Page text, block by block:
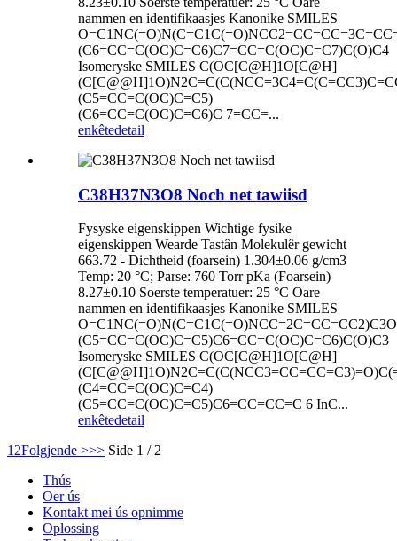
nammen en identifikaasjes Kanonike SMILES
(C6=CC=C(OC)C=C6)C7=CC=C(OC)C=C7)C(O)C4
Isomeryske SMILES C(OC[C@H]1O[C@H]
(C5=CC=C(OC)C=C5)
(C6=CC=C(OC)C=C6)C 7=CC=...
enkêtedetail
C38H37N3O8 Noch net tawiisd
Fysyske eigenskippen Wichtige fysike
eigenskippen Wearde Tastân Molekulêr gewicht
663.72 - Dichtheid (foarsein) 1.304±0.06 g/cm3
Temp: 20 °C; Parse: 760 Torr pKa (Foarsein)
8.27±0.10 Soerste temperatuer: 25 °C Oare
nammen en identifikaasjes Kanonike SMILES
(C5=CC=C(OC)C=C5)C6=CC=C(OC)C=C6)C(O)C3
Isomeryske SMILES C(OC[C@H]1O[C@H]
(C4=CC=C(OC)C=C4)
(C5=CC=C(OC)C=C5)C6=CC=CC=C 6 InC...
enkêtedetail
1 2Folgjende >>> Side 1 / 2
Thús
Oer ús
Kontakt mei ús opnimme
Oplossing